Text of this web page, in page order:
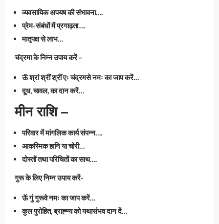
व्यवसायिक अपयष की संभावना….
प्रेम-संबंधों में प्रगाढ़ता….
मातृपक्ष से लाभ…
चंद्रमा के निम्न उपाय करें –
ऊॅ श्रां श्रीं श्रीं एः चंद्रमसे नमः का जाप करें…
दूध, चावल, का दान करें…
मीन राशि –
परिवार में मांगलिक कार्य संपन्न….
आकस्मिक हानि या चोरी…
दोस्तों तथा परिचितों का साथ….
गुरू के लिए निम्न उपाय करें-
ऊॅ गुं गुरूवे नमः का जाप करें…
कुल पुरोहित, ब्राह्ण्य को यथासंभव दान दें…